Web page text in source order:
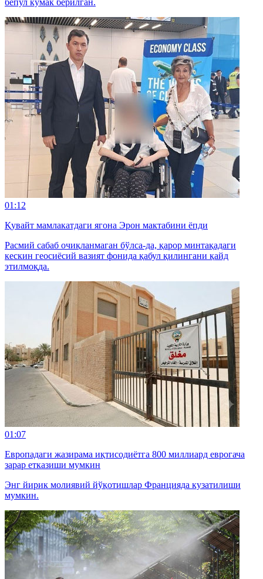
01:12
Қувайт мамлакатдаги ягона Эрон мактабини ёпди
Расмий сабаб очиқланмаган бўлса-да, қарор минтақадаги
кескин геосиёсий вазият фонида қабул қилингани қайд
этилмоқда.
01:07
Европадаги жазирама иқтисодиётга 800 миллиард еврогача
зарар етказиши мумкин
Энг йирик молиявий йўқотишлар Францияда кузатилиши
мумкин.